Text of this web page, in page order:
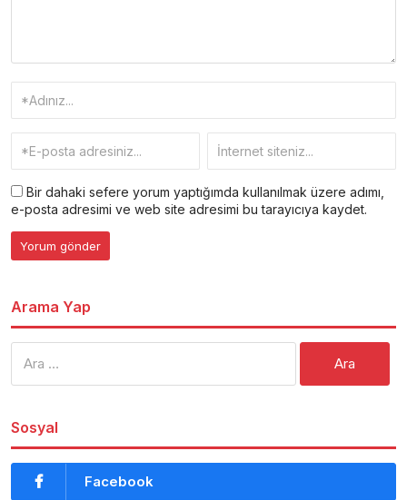
Bir dahaki sefere yorum yaptığımda kullanılmak üzere adımı,
e-posta adresimi ve web site adresimi bu tarayıcıya kaydet.
Arama Yap
Sosyal
Facebook